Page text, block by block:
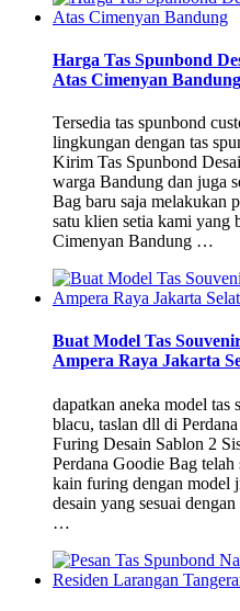
Harga Tas Spunbond
Atas Cimenyan Bandung
Tersedia tas spunbond
lingkungan dengan tas
Kirim Tas Spunbond
warga Bandung dan juga
Bag baru saja melakukan
satu klien setia kami yang
Cimenyan Bandung …
Buat Model Tas
Ampera Raya Jakarta
dapatkan aneka model
blacu, taslan dll di
Furing Desain Sablon 2
Perdana Goodie Bag
kain furing dengan model
desain yang sesuai
…